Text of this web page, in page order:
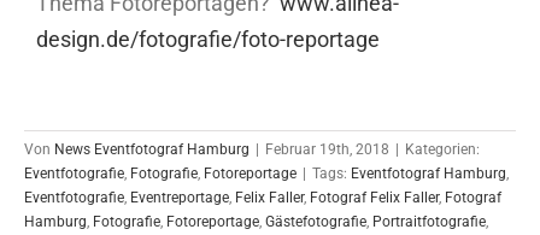
design.de/fotografie/foto-reportage
Von News Eventfotograf Hamburg | Februar 19th, 2018 | Kategorien:
Eventfotografie Fotografie Fotoreportage | Tags: Eventfotograf Hamburg
Eventfotografie Eventreportage Felix Faller, Fotograf Felix Faller, Fotograf
Hamburg Fotografie Fotoreportage Gästefotografie Portraitfotografie